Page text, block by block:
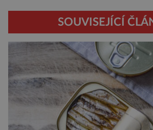
SOUVISEJÍCÍ